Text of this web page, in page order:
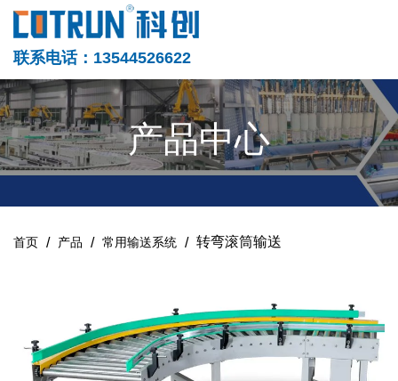
联系电话：13544526622
产品中心
首页 / 产品 / 常用输送系统 / 转弯滚筒输送